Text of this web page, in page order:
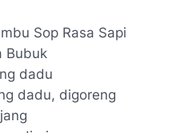
Sop Rasa Sapi
Bubuk
dadu
dadu, digoreng